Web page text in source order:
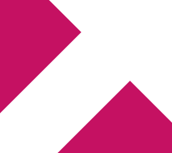
Bokbloggsjerka
Bokbloggsjerka
3 november